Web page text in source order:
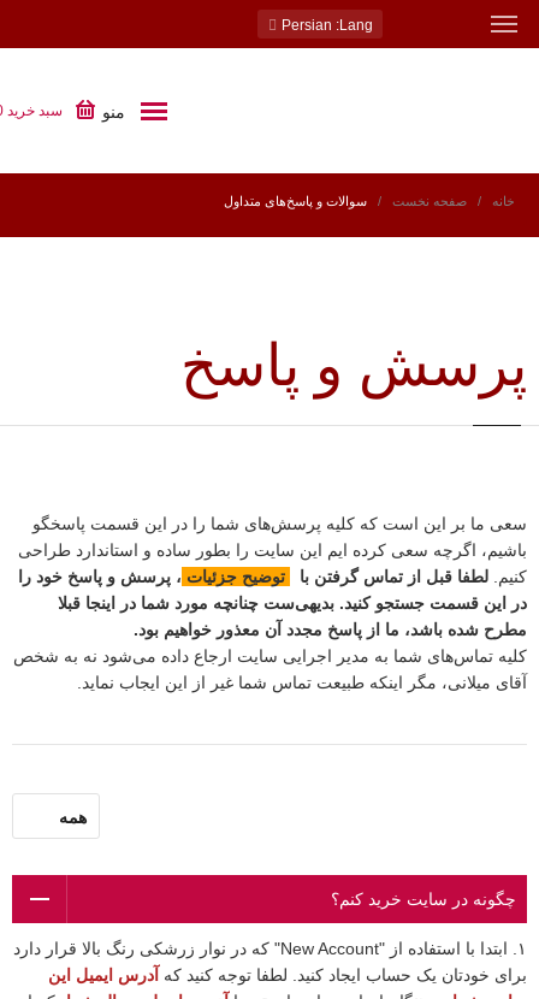
Lang
: Persian
سبد خرید منو
خانه صفحه نخست سوالات و پاسخ‌های متداول
پرسش و پاسخ
سعی ما بر این است که کلیه پرسش‌های شما را در این قسمت پاسخگو
باشیم، اگرچه سعی کرده ایم این سایت را بطور ساده و استاندارد طراحی
کنیم. لطفا قبل از تماس گرفتن با توضیح جزئیات ، پرسش و پاسخ خود را
در این قسمت جستجو کنید. بدیهی‌ست چنانچه مورد شما در اینجا قبلا
مطرح شده باشد، ما از پاسخ مجدد آن معذور خواهیم بود.
کلیه تماس‌های شما به مدیر اجرایی سایت ارجاع داده می‌شود نه به شخص
آقای میلانی، مگر اینکه طبیعت تماس شما غیر از این ایجاب نماید.
همه
چگونه در سایت خرید کنم؟
‌١. ابتدا با استفاده از "New Account" که در نوار زرشکی رنگ بالا قرار دارد
برای خودتان یک حساب ایجاد کنید. لطفا توجه کنید که آدرس ایمیل این